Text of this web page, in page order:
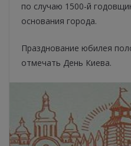
по случаю 1500-й
основания города.
Празднование юбилея
отмечать День Киева.